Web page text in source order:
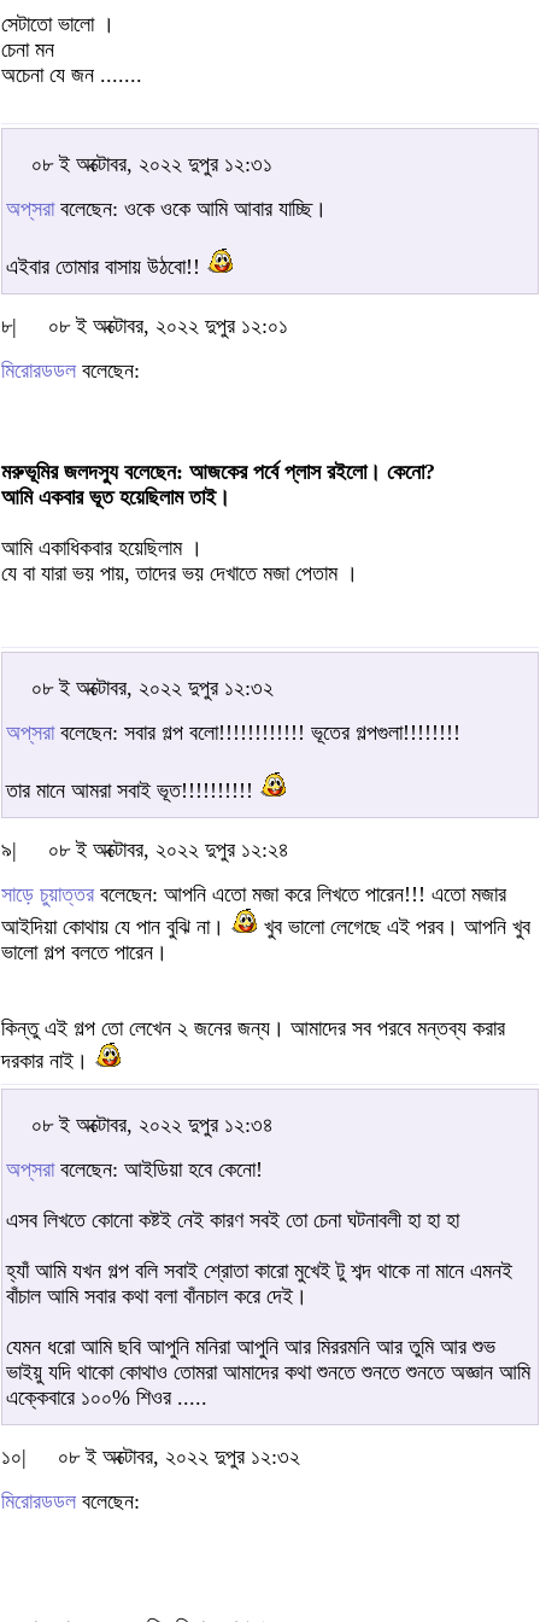
সেটাতো ভালো ।
চেনা মন
অচেনা যে জন .......
০৮ ই অক্টোবর, ২০২২ দুপুর ১২:৩১
অপ্‌সরাবলেছেন: ওকে ওকে আমি আবার যাচ্ছি।
এইবার তোমার বাসায় উঠবো!!
৮|
০৮ ই অক্টোবর, ২০২২ দুপুর ১২:০১
মিরোরডডল বলেছেন:
মরুভূমির জলদস্যু বলেছেন: আজকের পর্বে প্লাস রইলো। কেনো?
আমি একবার ভূত হয়েছিলাম তাই।
আমি একাধিকবার হয়েছিলাম ।
যে বা যারা ভয় পায়, তাদের ভয় দেখাতে মজা পেতাম ।
০৮ ই অক্টোবর, ২০২২ দুপুর ১২:৩২
অপ্‌সরাবলেছেন: সবার গল্প বলো!!!!!!!!!!!! ভূতের গল্পগুলা!!!!!!!!
তার মানে আমরা সবাই ভূত!!!!!!!!!!
৯|
০৮ ই অক্টোবর, ২০২২ দুপুর ১২:২৪
সাড়ে চুয়াত্তর বলেছেন: আপনি এতো মজা করে লিখতে পারেন!!! এতো মজার
আইদিয়া কোথায় যে পান বুঝি না।
খুব ভালো লেগেছে এই পরব। আপনি খুব
ভালো গল্প বলতে পারেন।
কিন্তু এই গল্প তো লেখেন ২ জনের জন্য। আমাদের সব পরবে মন্তব্য করার
দরকার নাই।
০৮ ই অক্টোবর, ২০২২ দুপুর ১২:৩৪
অপ্‌সরাবলেছেন: আইডিয়া হবে কেনো!
এসব লিখতে কোনো কষ্টই নেই কারণ সবই তো চেনা ঘটনাবলী হা হা হা
হ্যাঁ আমি যখন গল্প বলি সবাই শ্রোতা কারো মুখেই টু শব্দ থাকে না মানে এমনই
বাঁচাল আমি সবার কথা বলা বাঁনচাল করে দেই।
যেমন ধরো আমি ছবি আপুনি মনিরা আপুনি আর মিররমনি আর তুমি আর শুভ
ভাইয়ু যদি থাকো কোথাও তোমরা আমাদের কথা শুনতে শুনতে শুনতে অজ্ঞান আমি
এক্কেবারে ১০০% শিওর .....
১০|
০৮ ই অক্টোবর, ২০২২ দুপুর ১২:৩২
মিরোরডডল বলেছেন: